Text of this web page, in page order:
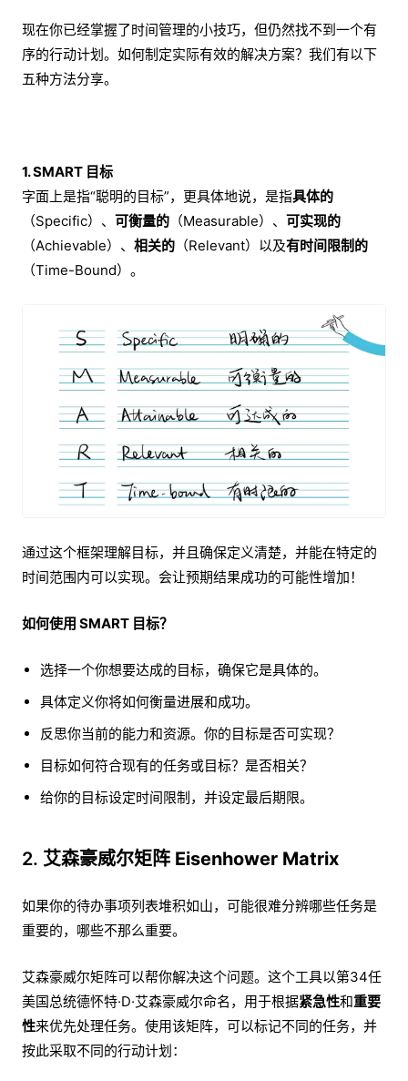
现在你已经掌握了时间管理的小技巧，但仍然找不到一个有
序的行动计划。如何制定实际有效的解决方案？我们有以下
五种方法分享。
1. SMART 目标
字面上是指“聪明的目标”，更具体地说，是指具体的
（Specific）、 可衡量的 （Measurable）、 可实现的
（Achievable）、 相关的 （Relevant）以及有时间限制的
（Time-Bound）。
通过这个框架理解目标，并且确保定义清楚，并能在特定的
时间范围内可以实现。会让预期结果成功的可能性增加！
如何使用 SMART 目标？
选择一个你想要达成的目标，确保它是具体的。
具体定义你将如何衡量进展和成功。
反思你当前的能力和资源。你的目标是否可实现？
目标如何符合现有的任务或目标？是否相关？
给你的目标设定时间限制，并设定最后期限。
2. 艾森豪威尔矩阵 Eisenhower Matrix
如果你的待办事项列表堆积如山，可能很难分辨哪些任务是
重要的，哪些不那么重要。
艾森豪威尔矩阵可以帮你解决这个问题。这个工具以第34任
美国总统德怀特·D·艾森豪威尔命名，用于根据紧急性和重要
性来优先处理任务。使用该矩阵，可以标记不同的任务，并
按此采取不同的行动计划：